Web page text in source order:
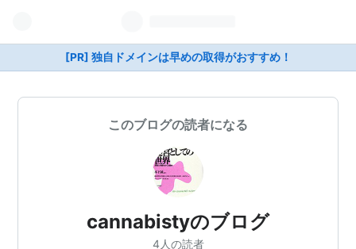
[PR] 独自ドメインは早めの取得がおすすめ！
このブログの読者になる
cannabistyのブログ
4人の読者